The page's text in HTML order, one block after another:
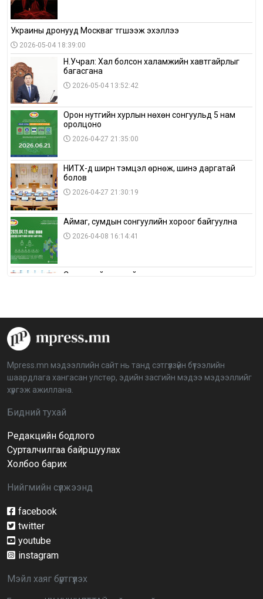
Украины дронууд Москваг түгшээж эхэллээ
2026-05-04 18:39:00
Н.Учрал: Хал болсон халамжийн хавтгайрлыг
багасгана
2026-05-04 13:52:42
Орон нутгийн хурлын нөхөн сонгуульд 5 нам
оролцоно
2026-04-27 21:35:00
НИТХ-д ширүүн тэмцэл өрнөж, шинэ даргатай
болов
2026-04-27 21:30:19
Аймаг, сумдын сонгуулийн хороог байгуулна
2026-04-08 16:14:41
Сонгуулийн хуулийн зөрчил, шалгах,
аймагт үргэлжилж байна
BTS-ийн тоглолтыг Netflix дэлхий даяар шууд
дамжуулна
Иргэдийн төлөөлөгчдийн хурлын 2026 оны
нөхөн сонгууль 6 дугаар сарын 21-нд болно
Д.Тэгшбаяр: НҮБ-ын тогтоол санаачилж,
Улс төрийн намуудын 2025 оны тайлан олон
Mpress.mn мэдээллийн сайт нь танд сэтгүүлзүйн бүтээлийн
шаардлага хангасан улстөр, эдийн засгийн мэдээ мэдээллийг
хүргэж ажиллана.
Бидний тухай
Редакцийн бодлого
Сурталчилгаа байршуулах
Холбоо барих
Нийгмийн сүлжээнд
facebook
twitter
youtube
instagram
Мэйл хаяг бүртгүүлэх